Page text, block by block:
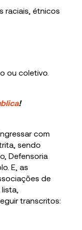
raciais, étnicos
ou coletivo.
!
com
sendo
Defensoria
E, as
de
transcritos: